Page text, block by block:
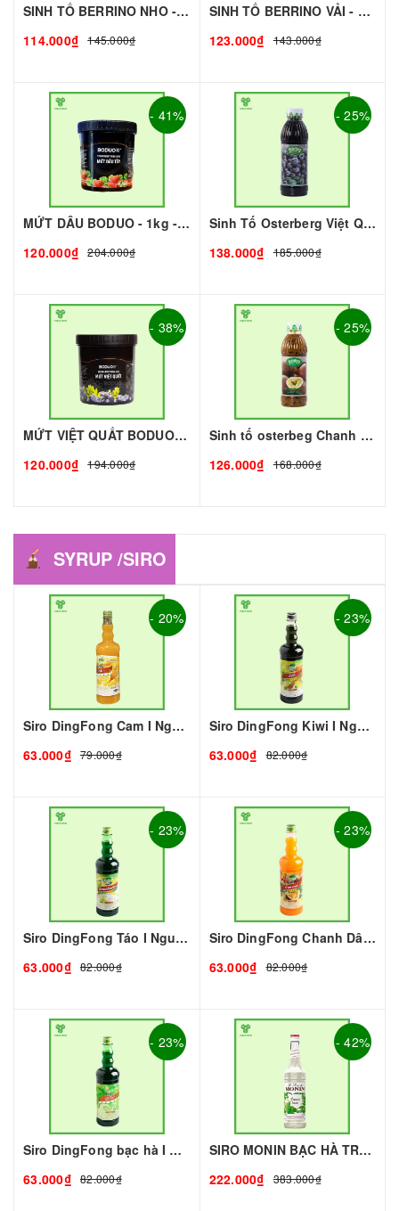
SINH TỐ BERRINO NHO - 1L - BERRINO | Mứt - Sinh Tố làm Trà Sữa - TOBEE FOOD
114.000₫
145.000₫
SINH TỐ BERRINO VẢI - 1L - BERRINO | Mứt - Sinh Tố làm Trà Sữa - TOBEE FOOD
123.000₫
143.000₫
- 41%
MỨT DÂU BODUO - 1kg - DOBUO | Mứt - Sinh Tố làm Trà Sữa - TOBEE FOOD
120.000₫
204.000₫
- 25%
Sinh Tố Osterberg Việt Quất I Nguyên Liệu Pha Chế - Trà Trái Cây - Tobee Food
138.000₫
185.000₫
- 38%
MỨT VIỆT QUẤT BODUO- 1kg - BODUO | Mứt - Sinh Tố làm Trà Sữa - TOBEE FOOD
120.000₫
194.000₫
- 25%
Sinh tố osterbeg Chanh Dây 1L I Nguyên Liệu Pha Chế - Trà Trái Cây - Tobee Food
126.000₫
168.000₫
SYRUP /SIRO
- 20%
Siro DingFong Cam I Nguyên Liệu Pha Chế - Tobee Food
63.000₫ 79.000₫
- 23%
Siro DingFong Kiwi I Nguyên Liệu Pha Chế - Tobee Food
63.000₫
82.000₫
- 23%
Siro DingFong Táo I Nguyên Liệu Pha Chế - Tobee Food
63.000₫ 82.000₫
- 23%
Siro DingFong Chanh Dây I Nguyên Liệu Pha Chế - Tobee Food
63.000₫
82.000₫
- 23%
Siro DingFong bạc hà I Nguyên Liệu Pha Chế - Tobee Food
63.000₫ 82.000₫
- 42%
SIRO MONIN BẠC HÀ TRẮNG - 700ML - MONIN | Nguyên liệu pha chế - TOBEE FOOD
222.000₫
383.000₫